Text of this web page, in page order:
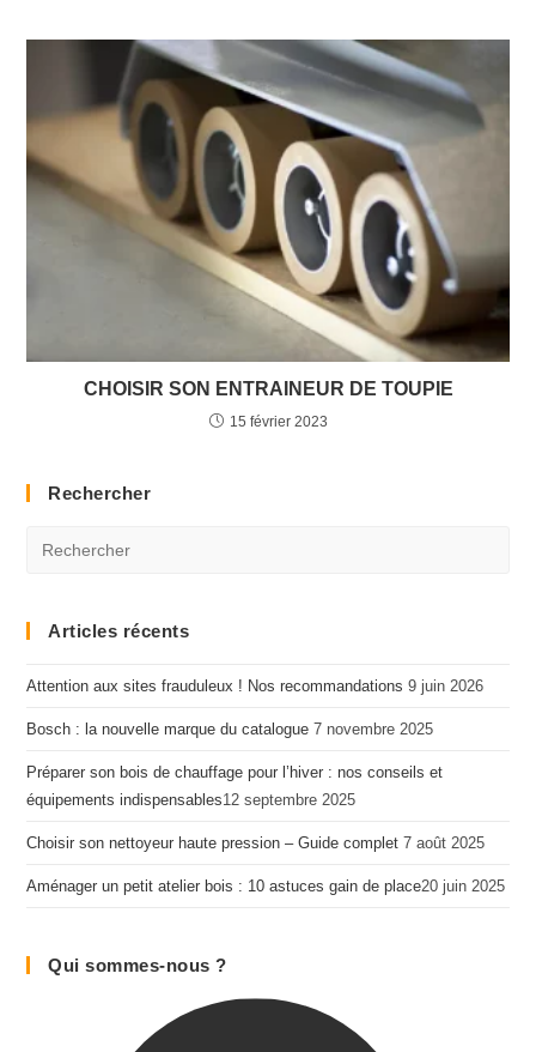
CHOISIR SON ENTRAINEUR DE TOUPIE
15 février 2023
Rechercher
Articles récents
Attention aux sites frauduleux ! Nos recommandations 9 juin 2026
Bosch : la nouvelle marque du catalogue 7 novembre 2025
Préparer son bois de chauffage pour l’hiver : nos conseils et
équipements indispensables​12 septembre 2025
Choisir son nettoyeur haute pression – Guide complet 7 août 2025
Aménager un petit atelier bois : 10 astuces gain de place​20 juin 2025
Qui sommes-nous ?